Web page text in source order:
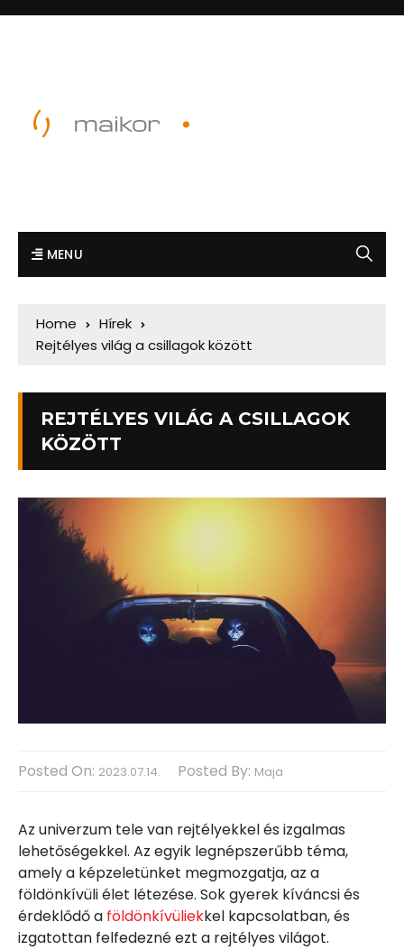
MENU
Home
Hírek
Rejtélyes világ a csillagok között
REJTÉLYES VILÁG A CSILLAGOK
KÖZÖTT
Posted On: 2023.07.14. Posted By: Maja
Az univerzum tele van rejtélyekkel és izgalmas
lehetőségekkel. Az egyik legnépszerűbb téma,
amely a képzeletünket megmozgatja, az a
földönkívüli élet létezése. Sok gyerek kíváncsi és
érdeklődő a földönkívüliekkel kapcsolatban, és
izgatottan felfedezné ezt a rejtélyes világot.